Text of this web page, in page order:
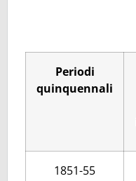
Periodi
quinquennali
1851-55